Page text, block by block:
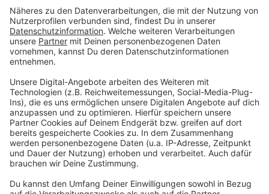
aber: Nämlich die Antwort. Die gibt es von uns. Dazu
haben wir uns valide Experten herangeholt, die die
wirklich dummen Fragen für euch trotzdem
fachgerecht beantworten.
Anzeige
Stellt Niklas Lünebach eine dumme Frage
Anzeige
Anzeige